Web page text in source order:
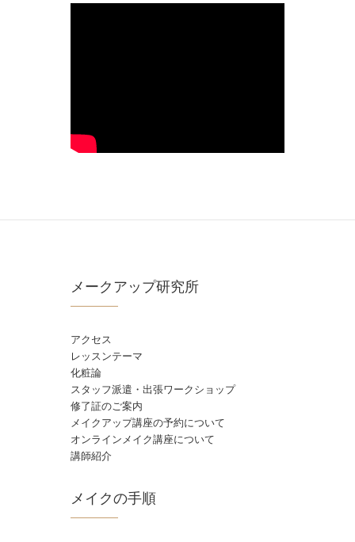
メークアップ研究所
アクセス
レッスンテーマ
化粧論
スタッフ派遣・出張ワークショップ
修了証のご案内
メイクアップ講座の予約について
オンラインメイク講座について
講師紹介
メイクの手順